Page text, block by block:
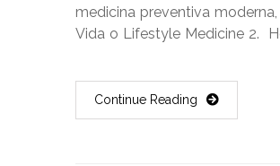
medicina preventiva
Vida o Lifestyle Medicine 2.
Continue Reading